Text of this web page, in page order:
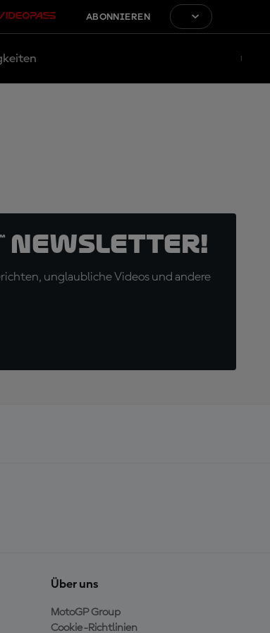
ABONNIEREN
Newsletter!
unglaubliche Videos und andere
Über uns
MotoGP Group
Cookie-Richtlinien